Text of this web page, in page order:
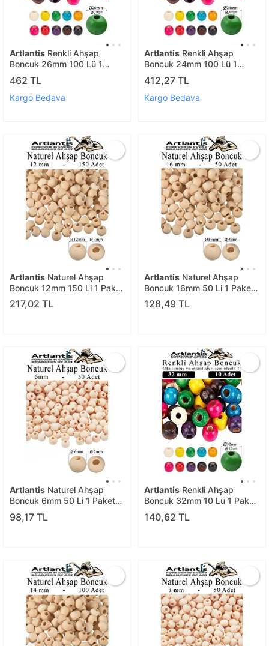
Artlantis Renkli Ahşap
Boncuk 26mm 100 Lü 1
Paket Renkli Ahşap Boyalı
Yuvarlak Doğal Boncuklar
Saç Takı Tasarım Ektinlik
462 TL
Kargo Bedava
Artlantis Renkli Ahşap
Boncuk 24mm 100 Lü 1
Paket Renkli Ahşap Boyalı
Yuvarlak Doğal Boncuklar
Saç Takı Tasarım Ektinlik
412,27 TL
Kargo Bedava
Artlantis Naturel Ahşap
Boncuk 12mm 150 Li 1 Paket
Ham Boyanabilir Ahşap
Yuvarlak Doğal Boncuklar
217,02 TL
Artlantis Naturel Ahşap
Boncuk 16mm 50 Li 1 Paket
Ham Boyanabilir Ahşap
Yuvarlak Doğal Boncuklar
128,49 TL
Artlantis Naturel Ahşap
Boncuk 6mm 50 Li 1 Paket
Ham Boyanabilir Ahşap
Yuvarlak Doğal Boncuklar
98,17 TL
Artlantis Renkli Ahşap
Boncuk 32mm 10 Lu 1 Paket
Renkli Ahşap Boyalı Yuvarlak
Doğal Boncuklar Saç Takı
140,62 TL